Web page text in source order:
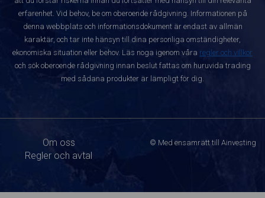
erfarenhet. Vid behov, be om oberoende rådgivning. Informationen på
denna webbplats och informationsdokument är endast av allmän
karaktär, och tar inte hänsyn till dina personliga omständigheter,
ekonomiska situation eller behov. Läs noga igenom våra regler och villkor
och sök oberoende rådgivning innan beslut fattas om huruvida trading
med sådana produkter är lämpligt för dig.
Om oss
Regler och avtal
© Med ensamrätt till Ainvesting